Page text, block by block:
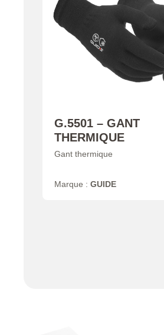
G.5501 – GANT
THERMIQUE
Gant thermique
Marque : GUIDE